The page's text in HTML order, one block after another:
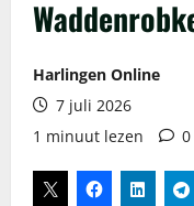
Harlingen Online
7 juli 2026
1 minuut lezen
0